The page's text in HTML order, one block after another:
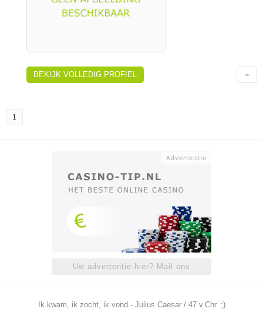
BEKIJK VOLLEDIG PROFIEL
1
Uw advertentie hier? Mail ons
Ik kwam, ik zocht, ik vond - Julius Caesar / 47 v.Chr. ;)